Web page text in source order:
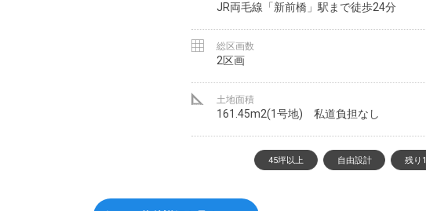
JR両毛線「新前橋」駅まで徒歩24分
総区画数
2区画
土地面積
161.45m2(1号地) 私道負担なし
45坪以上 自由設計 残り